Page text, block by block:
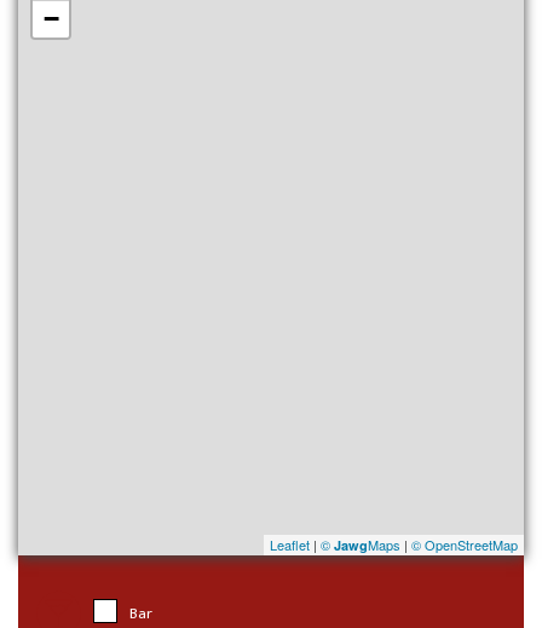
−
Leaflet | © JawgMaps | © OpenStreetMap
Bar